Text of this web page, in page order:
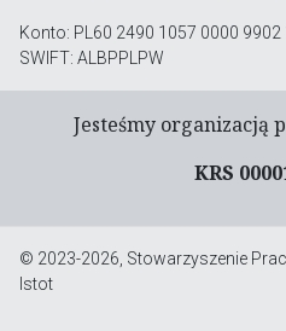
Konto: PL60 2490 1057 0000 9902
SWIFT: ALBPPLPW
Jesteśmy organizacją
KRS
© 2023-2026, Stowarzyszenie
Istot